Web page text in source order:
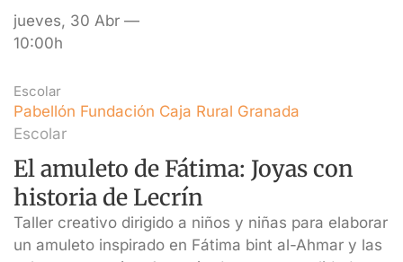
jueves, 30 Abr —
10:00h
Escolar
Pabellón Fundación Caja Rural Granada
Escolar
El amuleto de Fátima: Joyas con
historia de Lecrín
Taller creativo dirigido a niños y niñas para elaborar
un amuleto inspirado en Fátima bint al-Ahmar y las